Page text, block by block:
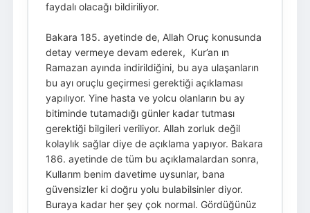
faydalı olacağı bildiriliyor.
Bakara 185. ayetinde de, Allah Oruç konusunda
detay vermeye devam ederek, Kur’an ın
Ramazan ayında indirildiğini, bu aya ulaşanların
bu ayı oruçlu geçirmesi gerektiği açıklaması
yapılıyor. Yine hasta ve yolcu olanların bu ay
bitiminde tutamadığı günler kadar tutması
gerektiği bilgileri veriliyor. Allah zorluk değil
kolaylık sağlar diye de açıklama yapıyor. Bakara
186. ayetinde de tüm bu açıklamalardan sonra,
Kullarım benim davetime uysunlar, bana
güvensizler ki doğru yolu bulabilsinler diyor.
Buraya kadar her şey çok normal. Gördüğünüz